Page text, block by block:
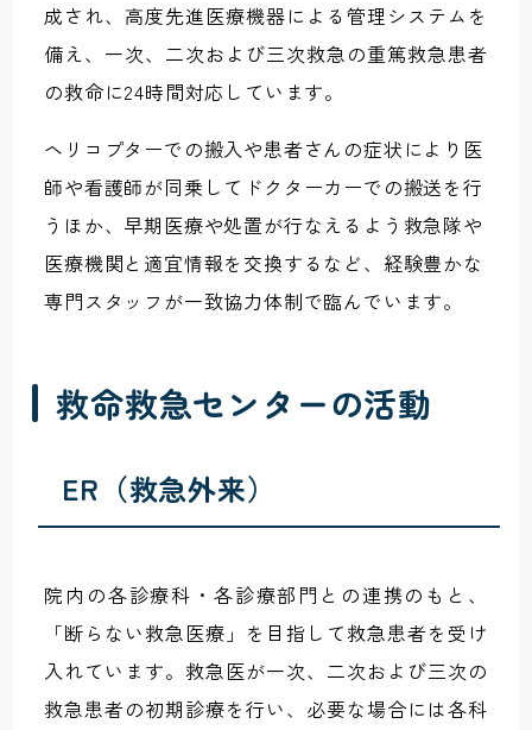
成され、高度先進医療機器による管理システムを
備え、一次、二次および三次救急の重篤救急患者
の救命に24時間対応しています。
ヘリコプターでの搬入や患者さんの症状により医
師や看護師が同乗してドクターカーでの搬送を行
うほか、早期医療や処置が行なえるよう救急隊や
医療機関と適宜情報を交換するなど、経験豊かな
専門スタッフが一致協力体制で臨んでいます。
救命救急センターの活動
ER（救急外来）
院内の各診療科・各診療部門との連携のもと、
「断らない救急医療」を目指して救急患者を受け
入れています。救急医が一次、二次および三次の
救急患者の初期診療を行い、必要な場合には各科